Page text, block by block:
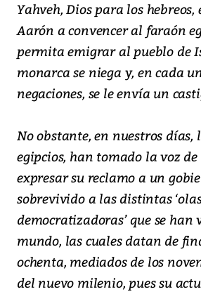
Yahveh, Dios para los
Aarón a convencer al faraón
permita emigrar al pueblo de
monarca se niega y, en cada
negaciones, se le envía un
No obstante, en nuestros días,
egipcios, han tomado la voz
expresar su reclamo a un
sobrevivido a las distintas
democratizadoras’ que se han
mundo, las cuales datan de
ochenta, mediados de los
del nuevo milenio, pues su